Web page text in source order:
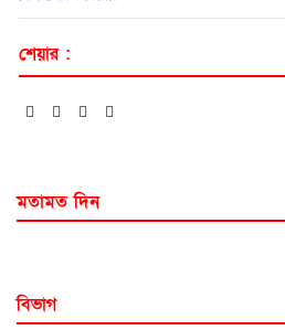
শেয়ার :
মতামত দিন
বিভাগ